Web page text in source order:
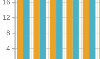
4
8
12
16